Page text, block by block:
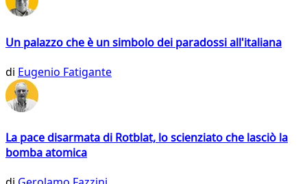
Un palazzo che è un simbolo dei paradossi all'italiana
di Eugenio Fatigante
La pace disarmata di Rotblat, lo scienziato che lasciò la
bomba atomica